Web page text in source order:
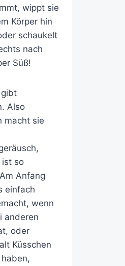
wippt sie
Körper hin
schaukelt
nach
Süß!
gibt
Also
macht sie
ist so
Anfang
einfach
wenn
anderen
oder
Küsschen